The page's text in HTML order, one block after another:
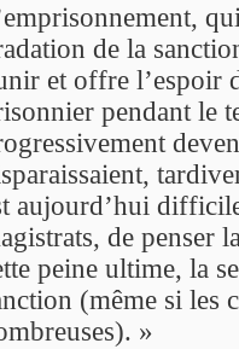
de la
et offre l’espoir
pendant le
aujourd’hui
de penser
peine ultime, la
(même si les
»